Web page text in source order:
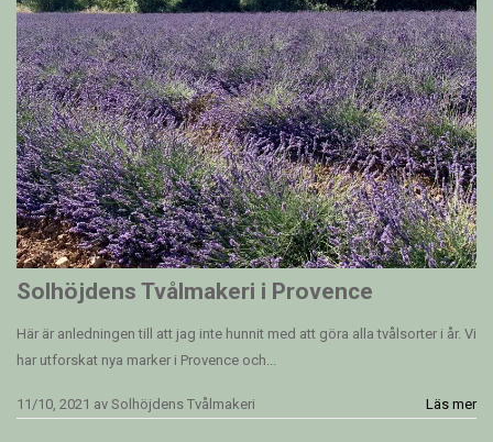
Solhöjdens Tvålmakeri i Provence
Här är anledningen till att jag inte hunnit med att göra alla tvålsorter i år. Vi
har utforskat nya marker i Provence och...
11/10, 2021 av Solhöjdens Tvålmakeri Läs mer